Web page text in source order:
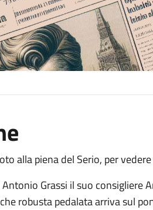
alla piena del Serio, per
Grassi il suo consigliere
robusta pedalata arriva sul